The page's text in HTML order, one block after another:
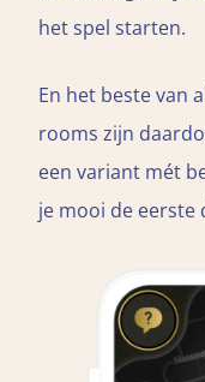
het spel starten.
En het beste van
rooms zijn
een variant mét
je mooi de eerste